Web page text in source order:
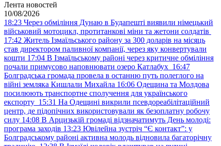
Лента новостей
10/08/2026
18:23 Через обміління Дунаю в Будапешті виявили німецький
військовий мотоцикл, протитанкові міни та жетони солдатів
17:42 Житель Ізмаїльського району за 300 доларів на місяць
став директором паливної компанії, через яку конвертували
кошти 17:04 В Ізмаїльському районі через критичне обміління
почали примусово наповнювати озеро Катлабух 16:47
Болградська громада провела в останню путь полеглого на
війні земляка Кишлали Михайла 16:06 Одещина та Молдова
посилюють транспортне сполучення для українського
експорту 15:31 На Одещині викрили псевдореабілітаційний
центр, де підопічних використовували як безоплатну робочу
силу 14:08 В Арцизькій громаді відзначатимуть День молоді:
програма заходів 13:23 Ювілейна зустріч “Є контакт”: у
Болградському районі активна молодь відновила багаторічну